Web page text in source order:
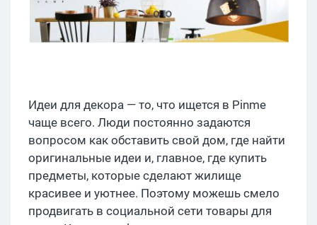
Идеи для декора — то, что ищется в Pinme
чаще всего. Люди постоянно задаются
вопросом как обставить свой дом, где найти
оригинальные идеи и, главное, где купить
предметы, которые сделают жилище
красивее и уютнее. Поэтому можешь смело
продвигать в социальной сети товары для